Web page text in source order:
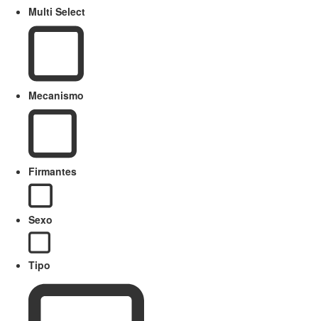
Multi Select
Mecanismo
Firmantes
Sexo
Tipo